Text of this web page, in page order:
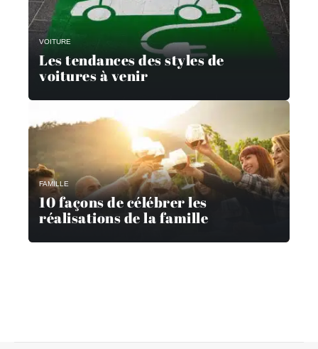
VOITURE
Les tendances des styles de
voitures à venir
FAMILLE
10 façons de célébrer les
réalisations de la famille